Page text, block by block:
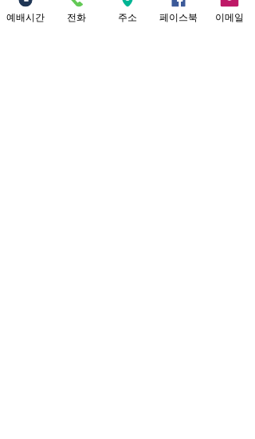
예배시간 전화 주소 페이스북 이메일